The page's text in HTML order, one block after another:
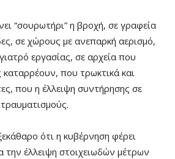
“σουρωτήρι” η βροχή, σε γραφεία
σε χώρους με ανεπαρκή αερισμό,
εργασίας, σε αρχεία που
καταρρέουν, που τρωκτικά και
που η έλλειψη συντήρησης σε
ότι η κυβέρνηση φέρει
την έλλειψη στοιχειωδών μέτρων